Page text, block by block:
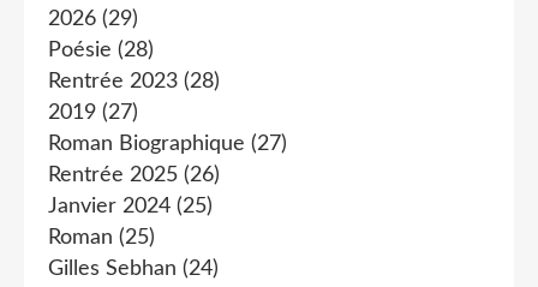
2026 (29)
Poésie (28)
Rentrée 2023 (28)
2019 (27)
Roman Biographique (27)
Rentrée 2025 (26)
Janvier 2024 (25)
Roman (25)
Gilles Sebhan (24)